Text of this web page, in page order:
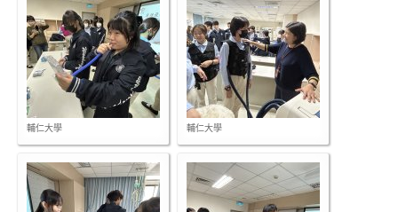
輔仁大學 輔仁大學